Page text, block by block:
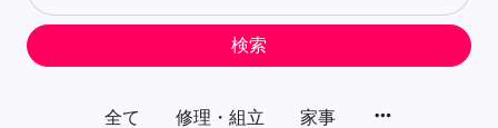
全て 修理・組立 家事 more_horiz
検索